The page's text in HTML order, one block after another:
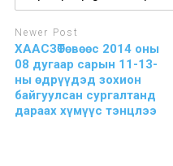
Newer Post
ХААСЗӨТөвөөс 2014 оны
08 дугаар сарын 11-13-
ны өдрүүдэд зохион
байгуулсан сургалтанд
дараах хүмүүс тэнцлээ